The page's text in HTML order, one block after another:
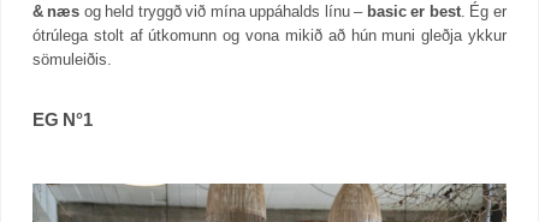
& næs og held tryggð við mína uppáhalds línu – basic er best . Ég er
ótrúlega stolt af útkomunn og vona mikið að hún muni gleðja ykkur
sömuleiðis.
EG N°1